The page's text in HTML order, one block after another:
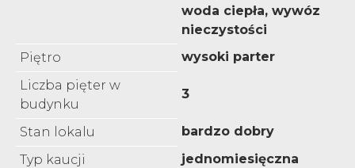
woda ciepła, wywóz
nieczystości
Piętro
wysoki parter
Liczba pięter w
budynku
3
Stan lokalu
bardzo dobry
Typ kaucji
jednomiesięczna